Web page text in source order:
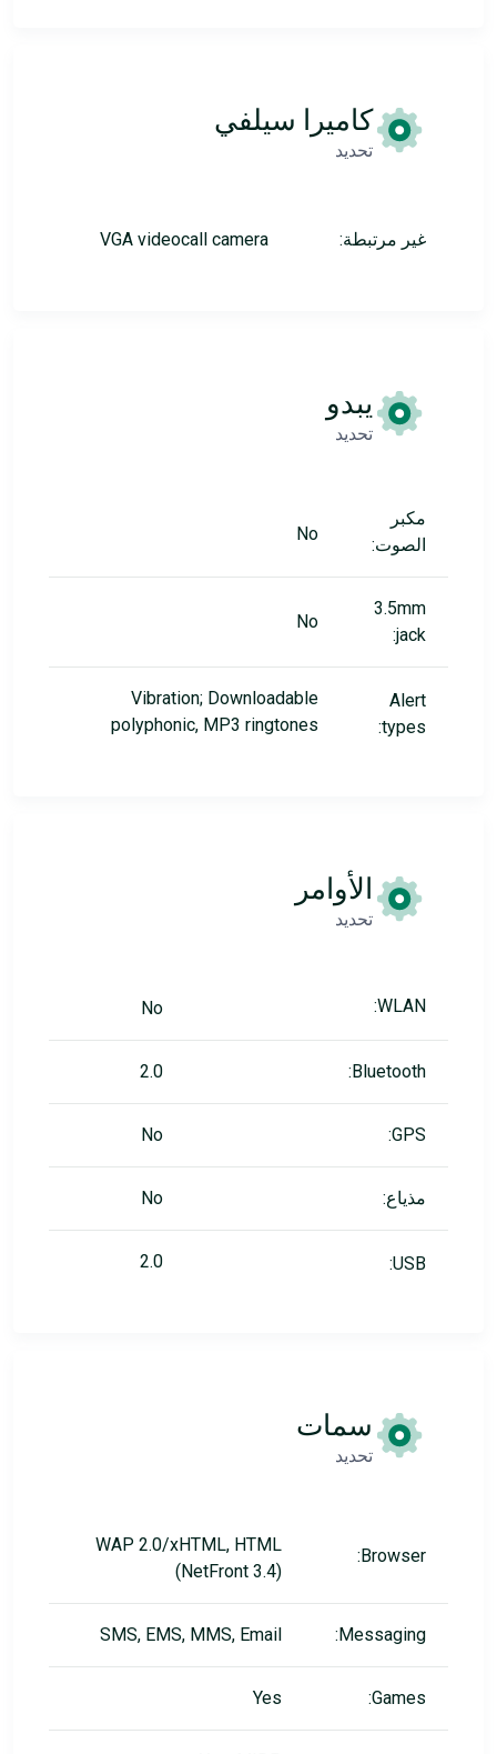
كاميرا سيلفي
تحديد
غير مرتبطة: VGA videocall camera
يبدو
تحديد
مكبر
الصوت:
No
3.5mm
jack:
No
Alert
types:
Vibration; Downloadable
polyphonic, MP3 ringtones
الأوامر
تحديد
WLAN:
No
Bluetooth:
2.0
GPS:
No
مذياع: No
USB:
2.0
سمات
تحديد
Browser:
WAP 2.0/xHTML, HTML
(NetFront 3.4)
Messaging:
SMS, EMS, MMS, Email
Games:
Yes